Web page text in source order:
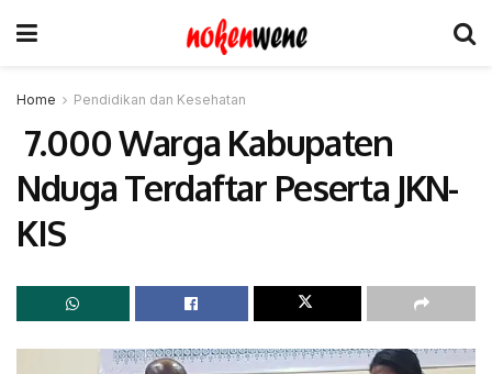
Home Pendidikan dan Kesehatan
7.000 Warga Kabupaten
Nduga Terdaftar Peserta JKN-
KIS